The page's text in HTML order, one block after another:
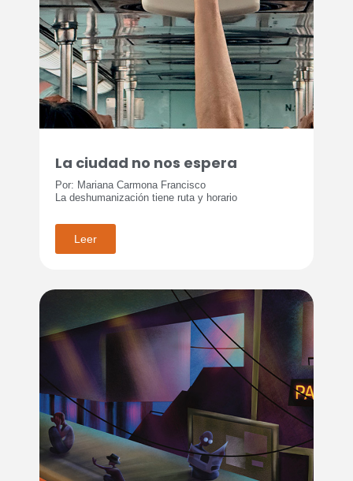
La ciudad no nos espera
Por: Mariana Carmona Francisco
La deshumanización tiene ruta y horario
Leer